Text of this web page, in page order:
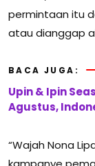
permintaan itu
atau dianggap
BACA JUGA:
Upin & Ipin
Agustus,
“Wajah Nona